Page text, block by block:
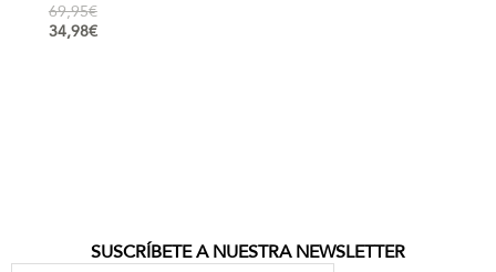
69,95€
34,98€
SUSCRÍBETE A NUESTRA NEWSLETTER